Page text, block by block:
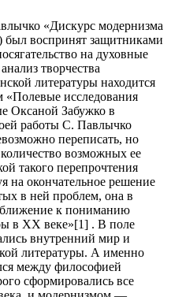
«Дискурс модернизма
был воспринят защитниками
на духовные
творчества
литературы находится
«Полевые исследования
Оксаной Забужко в
работы С. Павлычко
переписать, но
возможных ее
такого перепрочтения
на окончательное решение
в ней проблем, она в
к пониманию
в ХХ веке»[1] . В поле
внутренний мир и
литературы. А именно
между философией
сформировались все